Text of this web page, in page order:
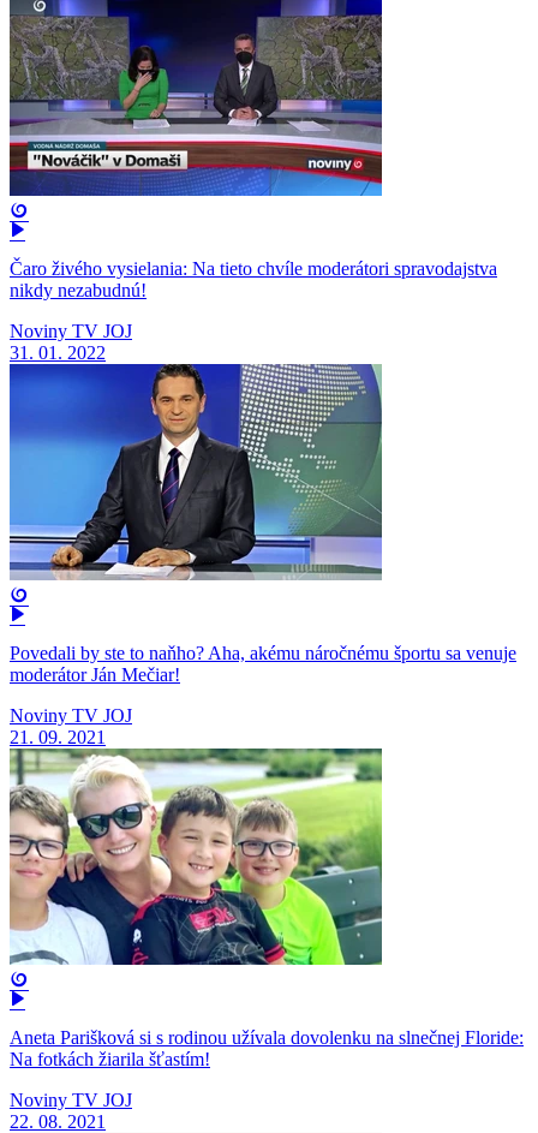
Čaro živého vysielania: Na tieto chvíle moderátori spravodajstva
nikdy nezabudnú!
Noviny TV JOJ
31. 01. 2022
Povedali by ste to naňho? Aha, akému náročnému športu sa venuje
moderátor Ján Mečiar!
Noviny TV JOJ
21. 09. 2021
Aneta Parišková si s rodinou užívala dovolenku na slnečnej Floride:
Na fotkách žiarila šťastím!
Noviny TV JOJ
22. 08. 2021